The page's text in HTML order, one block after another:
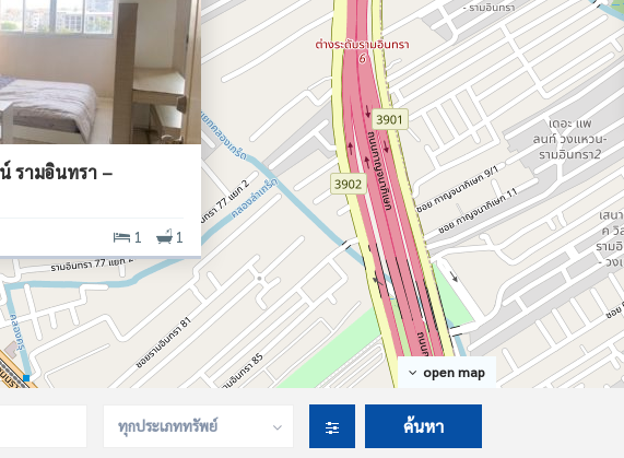
รามอินทรา –
1
1
open map
ทุกประเภททรัพย์